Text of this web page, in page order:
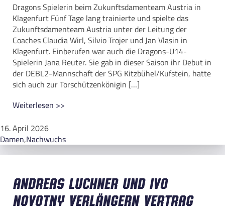
Dragons Spielerin beim Zukunftsdamenteam Austria in
Klagenfurt Fünf Tage lang trainierte und spielte das
Zukunftsdamenteam Austria unter der Leitung der
Coaches Claudia Wirl, Silvio Trojer und Jan Vlasin in
Klagenfurt. Einberufen war auch die Dragons-U14-
Spielerin Jana Reuter. Sie gab in dieser Saison ihr Debut in
der DEBL2-Mannschaft der SPG Kitzbühel/Kufstein, hatte
sich auch zur Torschützenkönigin […]
Weiterlesen >>
16. April 2026
Damen,Nachwuchs
Andreas Luchner und Ivo
Novotny verlängern Vertrag